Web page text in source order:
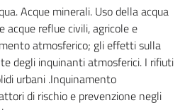
Acque minerali. Uso della acqua
acque reflue civili, agricole e
atmosferico; gli effetti sulla
degli inquinanti atmosferici. I rifiuti
urbani .Inquinamento
di rischio e prevenzione negli